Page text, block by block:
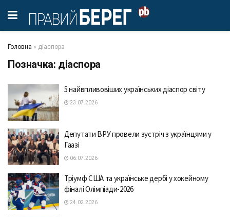
Головна » діаспора
Позначка: діаспора
5 найвпливовіших українських діаспор світу
23.07.2026
Депутати ВРУ провели зустріч з українцями у
Гаазі
06.07.2026
Тріумф США та українське дербі у хокейному
фіналі Олімпіади-2026
24.02.2026